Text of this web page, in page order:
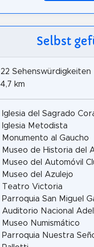
Selbst
22 Sehenswürdigkeiten
4,7 km
Iglesia del Sagrado
Iglesia Metodista
Monumento al Gaucho
Museo de Historia del
Museo del Automóvil
Museo del Azulejo
Teatro Victoria
Parroquia San Miguel
Auditorio Nacional
Museo Numismático
Parroquia Nuestra